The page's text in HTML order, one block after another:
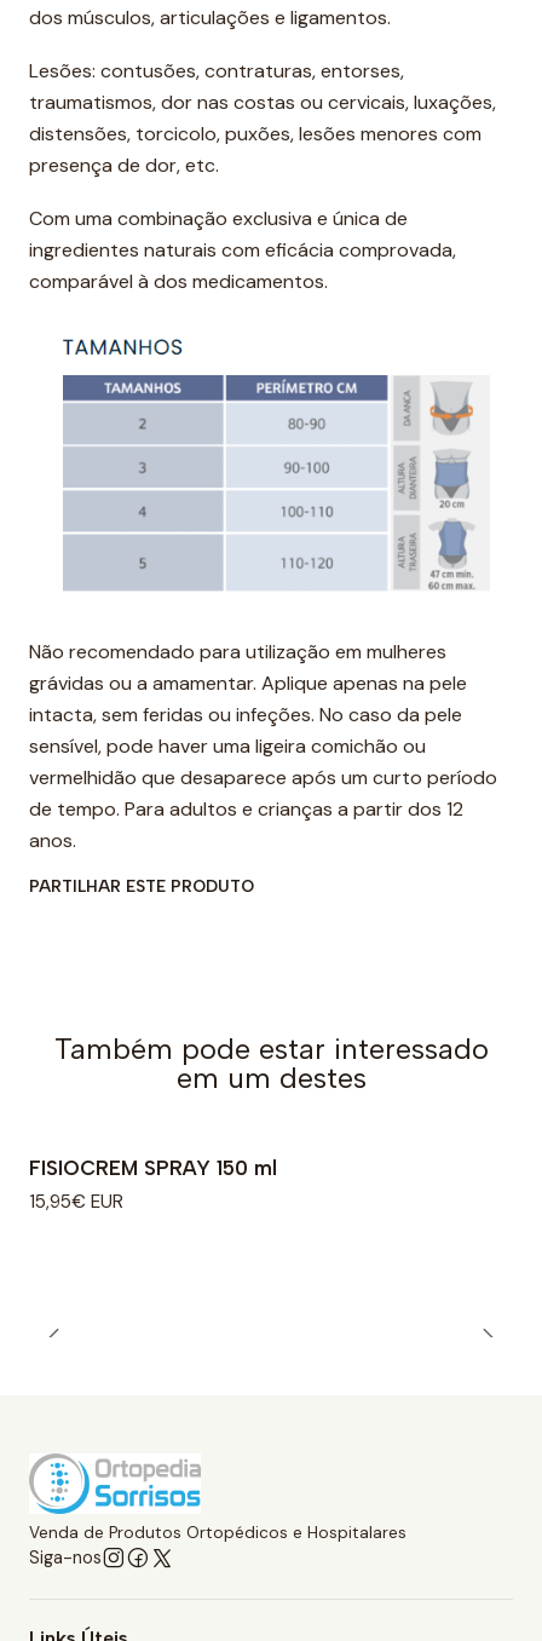
dos músculos, articulações e ligamentos.
Lesões: contusões, contraturas, entorses,
traumatismos, dor nas costas ou cervicais, luxações,
distensões, torcicolo, puxões, lesões menores com
presença de dor, etc.
Com uma combinação exclusiva e única de
ingredientes naturais com eficácia comprovada,
comparável à dos medicamentos.
Não recomendado para utilização em mulheres
grávidas ou a amamentar. Aplique apenas na pele
intacta, sem feridas ou infeções. No caso da pele
sensível, pode haver uma ligeira comichão ou
vermelhidão que desaparece após um curto período
de tempo. Para adultos e crianças a partir dos 12
anos.
PARTILHAR ESTE PRODUTO
Também pode estar interessado
em um destes
FISIOCREM SPRAY 150 ml
15,95€ EUR
Venda de Produtos Ortopédicos e Hospitalares
Siga-nos